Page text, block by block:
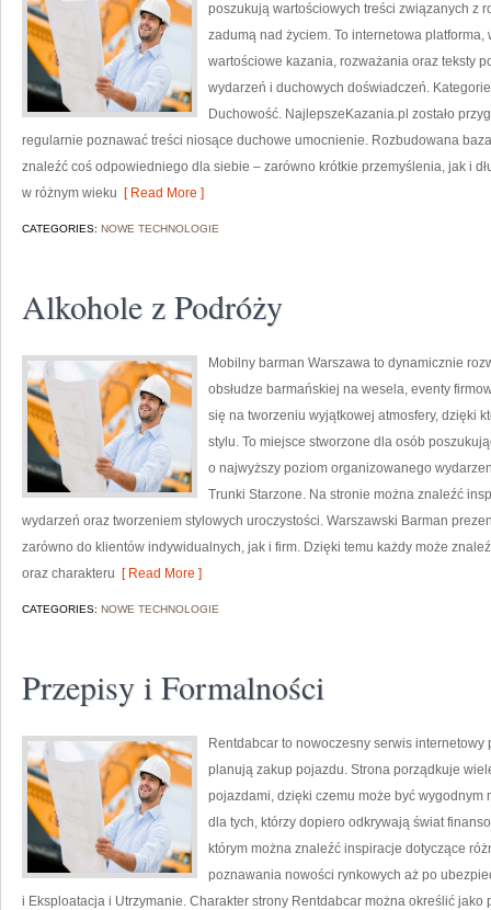
poszukują wartościowych treści związanych z
zadumą nad życiem. To internetowa
wartościowe kazania, rozważania oraz teksty
wydarzeń i duchowych doświadczeń.
Duchowość. NajlepszeKazania.pl zostało
regularnie poznawać treści niosące duchowe umocnienie. Rozbudowana
znaleźć coś odpowiedniego dla siebie – zarówno krótkie przemyślenia, jak i
w różnym wieku [ Read More ]
CATEGORIES: NOWE TECHNOLOGIE
Alkohole z Podróży
Mobilny barman Warszawa to dynamicznie
obsłudze barmańskiej na wesela, eventy
się na tworzeniu wyjątkowej atmosfery, dzięki
stylu. To miejsce stworzone dla osób
o najwyższy poziom organizowanego
Trunki Starzone. Na stronie można znaleźć
wydarzeń oraz tworzeniem stylowych uroczystości. Warszawski Barman
zarówno do klientów indywidualnych, jak i firm. Dzięki temu każdy może
oraz charakteru [ Read More ]
CATEGORIES: NOWE TECHNOLOGIE
Przepisy i Formalności
Rentdabcar to nowoczesny serwis
planują zakup pojazdu. Strona porządkuje
pojazdami, dzięki czemu może być
dla tych, którzy dopiero odkrywają świat
którym można znaleźć inspiracje dotyczące
poznawania nowości rynkowych aż po
i Eksploatacja i Utrzymanie. Charakter strony Rentdabcar można określić jako